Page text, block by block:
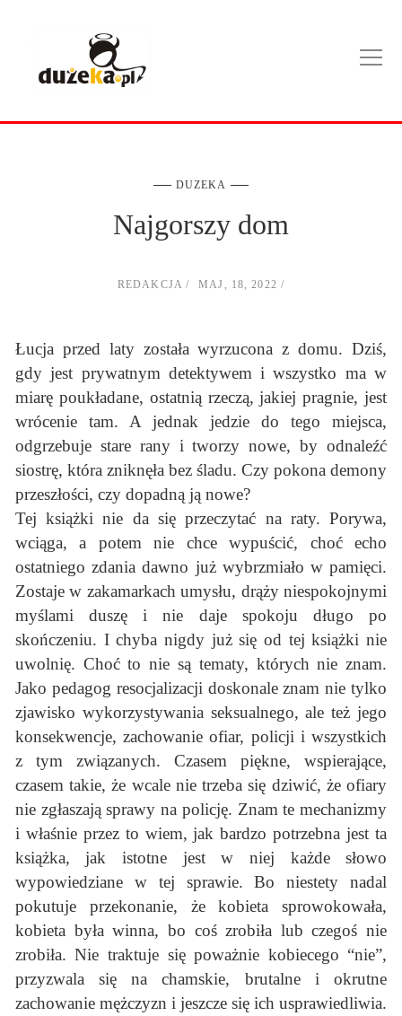
DUZEKA
Najgorszy dom
REDAKCJA MAJ, 18, 2022
Łucja przed laty została wyrzucona z domu. Dziś,
gdy jest prywatnym detektywem i wszystko ma w
miarę poukładane, ostatnią rzeczą, jakiej pragnie, jest
wrócenie tam. A jednak jedzie do tego miejsca,
odgrzebuje stare rany i tworzy nowe, by odnaleźć
siostrę, która zniknęła bez śladu. Czy pokona demony
przeszłości, czy dopadną ją nowe?
Tej książki nie da się przeczytać na raty. Porywa,
wciąga, a potem nie chce wypuścić, choć echo
ostatniego zdania dawno już wybrzmiało w pamięci.
Zostaje w zakamarkach umysłu, drąży niespokojnymi
myślami duszę i nie daje spokoju długo po
skończeniu. I chyba nigdy już się od tej książki nie
uwolnię. Choć to nie są tematy, których nie znam.
Jako pedagog resocjalizacji doskonale znam nie tylko
zjawisko wykorzystywania seksualnego, ale też jego
konsekwencje, zachowanie ofiar, policji i wszystkich
z tym związanych. Czasem piękne, wspierające,
czasem takie, że wcale nie trzeba się dziwić, że ofiary
nie zgłaszają sprawy na policję. Znam te mechanizmy
i właśnie przez to wiem, jak bardzo potrzebna jest ta
książka, jak istotne jest w niej każde słowo
wypowiedziane w tej sprawie. Bo niestety nadal
pokutuje przekonanie, że kobieta sprowokowała,
kobieta była winna, bo coś zrobiła lub czegoś nie
zrobiła. Nie traktuje się poważnie kobiecego “nie”,
przyzwala się na chamskie, brutalne i okrutne
zachowanie mężczyzn i jeszcze się ich usprawiedliwia.